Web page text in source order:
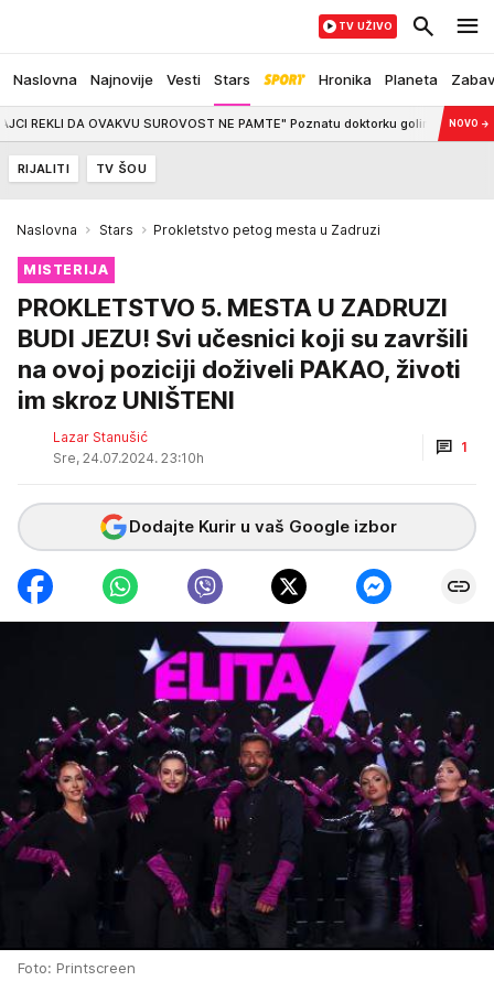
Naslovna Najnovije Vesti Stars Hronika Planeta
TV UŽIVO
OVAKVU SUROVOST NE PAMTE" Poznatu doktorku golim rukama udavio sin:
NOVO →
RIJALITI TV ŠOU
Naslovna Stars Prokletstvo petog mesta u Zadruzi
MISTERIJA
PROKLETSTVO 5. MESTA U ZADRUZI
BUDI JEZU! Svi učesnici koji su završili
na ovoj poziciji doživeli PAKAO, životi
im skroz UNIŠTENI
Lazar Stanušić
Sre, 24.07.2024. 23:10h
1
Dodajte Kurir u vaš Google izbor
Foto: Printscreen